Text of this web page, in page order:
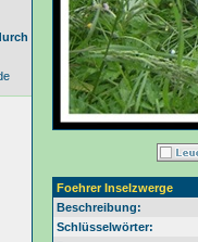
Foehrer Inselzwerge
Beschreibung:
Schlüsselwörter: